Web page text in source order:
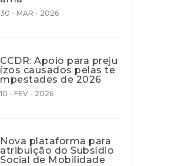
30 - MAR - 2026
CCDR: Apoio para preju
ízos causados pelas te
mpestades de 2026
10 - FEV - 2026
Nova plataforma para
atribuição do Subsídio
Social de Mobilidade